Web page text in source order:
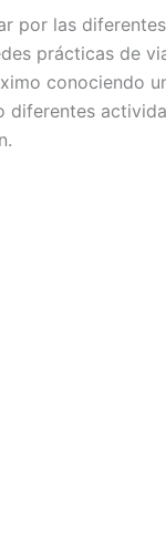
por las
prácticas de
conociendo
diferentes